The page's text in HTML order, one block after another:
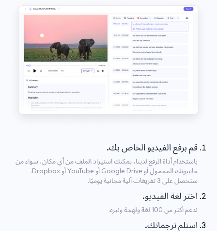
قم برفع الفيديو الخاص بك.
باستخدام أداة الرفع لدينا، يمكنك استيراد الملف من أي مكان، سواء من
حاسوبك المحمول أو Google Drive أو YouTube أو Dropbox.
ستحصل على 3 تفريغات آلية مجانية يوميًا.
اختر لغة الفيديو.
ندعم أكثر من 100 لغة ولهجة ونبرة.
استلم ترجماتك.